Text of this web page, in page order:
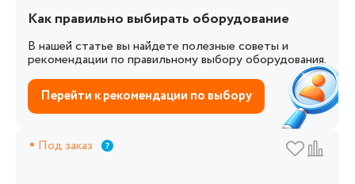
Как правильно выбирать оборудование
В нашей статье вы найдете полезные советы и
рекомендации по правильному выбору оборудования.
Перейти к рекомендации по выбору
Под заказ